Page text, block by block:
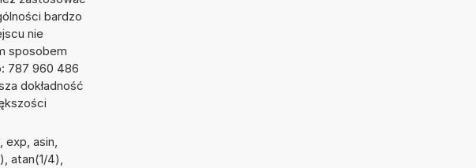
bardzo
nie
sposobem
787 960 486
dokładność
exp, asin,
atan(1/4),